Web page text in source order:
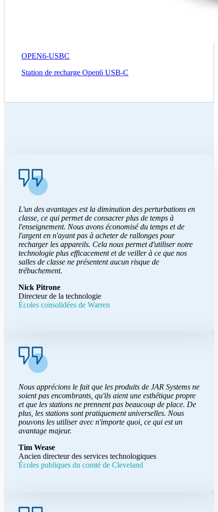
OPEN6-USBC
Station de recharge Open6 USB‑C
L'un des avantages est la diminution des perturbations en
classe, ce qui permet de consacrer plus de temps à
l'enseignement. Nous avons économisé du temps et de
l'argent en n'ayant pas à acheter de rallonges pour
recharger les appareils. Cela nous permet d'utiliser notre
technologie plus efficacement et de veiller à ce que nos
salles de classe ne présentent aucun risque de
trébuchement.
Nick Pitrone
Directeur de la technologie
Écoles consolidées de Warren
Nous apprécions le fait que les produits de JAR Systems ne
soient pas encombrants, qu'ils aient une esthétique propre
et que les stations ne prennent pas beaucoup de place. De
plus, les stations sont pratiquement universelles. Nous
pouvons les utiliser avec n'importe quoi, ce qui est un
avantage majeur.
Tim Wease
Ancien directeur des services technologiques
Écoles publiques du comté de Cleveland